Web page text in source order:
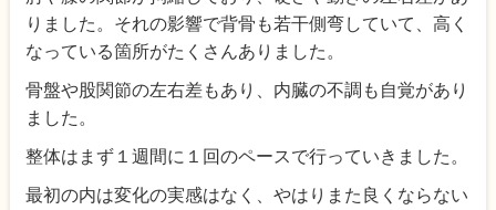
りました。それの影響で背骨も若干側弯していて、高く
なっている箇所がたくさんありました。
骨盤や股関節の左右差もあり、内臓の不調も自覚があり
ました。
整体はまず１週間に１回のペースで行っていきました。
最初の内は変化の実感はなく、やはりまた良くならない